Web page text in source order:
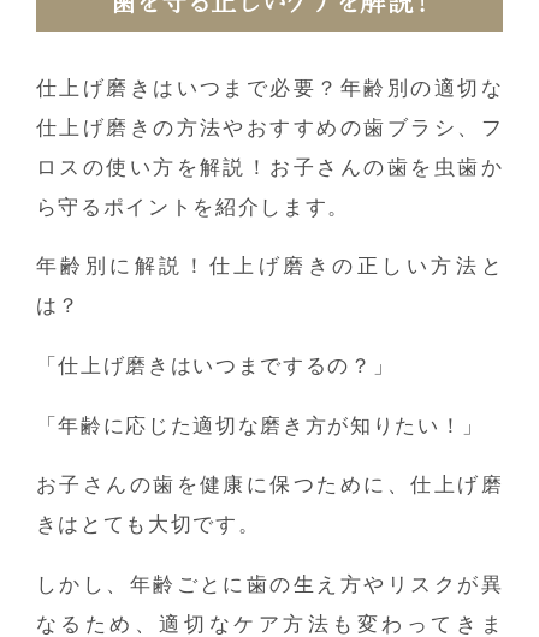
仕上げ磨きはいつまで必要？年齢別の適切な
仕上げ磨きの方法やおすすめの歯ブラシ、フ
ロスの使い方を解説！お子さんの歯を虫歯か
ら守るポイントを紹介します。
年齢別に解説！仕上げ磨きの正しい方法と
は？
「仕上げ磨きはいつまでするの？」
「年齢に応じた適切な磨き方が知りたい！」
お子さんの歯を健康に保つために、仕上げ磨
きはとても大切です。
しかし、 年齢ごとに歯の生え方やリスクが異
なるため、適切なケア方法も変わってきま